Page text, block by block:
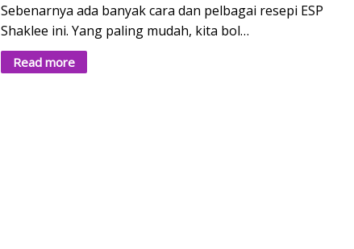
Sebenarnya ada banyak cara dan pelbagai resepi ESP
Shaklee ini. Yang paling mudah, kita bol…
Read more